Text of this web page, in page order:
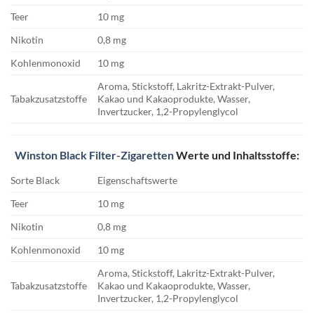
Teer
10 mg
Nikotin
0,8 mg
Kohlenmonoxid
10 mg
Tabakzusatzstoffe
Aroma, Stickstoff, Lakritz-Extrakt-Pulver,
Kakao und Kakaoprodukte, Wasser,
Invertzucker, 1,2-Propylenglycol
Winston Black Filter-ZigarettenWerte und Inhaltsstoffe:
Sorte Black
Eigenschaftswerte
Teer
10 mg
Nikotin
0,8 mg
Kohlenmonoxid
10 mg
Tabakzusatzstoffe
Aroma, Stickstoff, Lakritz-Extrakt-Pulver,
Kakao und Kakaoprodukte, Wasser,
Invertzucker, 1,2-Propylenglycol